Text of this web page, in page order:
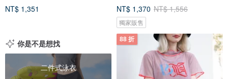
NT$ 1,351
NT$ 1,370 NT$ 1,556
獨家販售
你是不是想找
二件式泳衣
88 折